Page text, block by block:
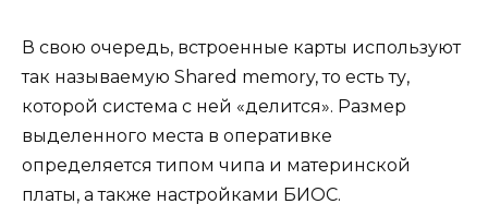
В свою очередь, встроенные карты используют
так называемую Shared memory, то есть ту,
которой система с ней «делится». Размер
выделенного места в оперативке
определяется типом чипа и материнской
платы, а также настройками БИОС.